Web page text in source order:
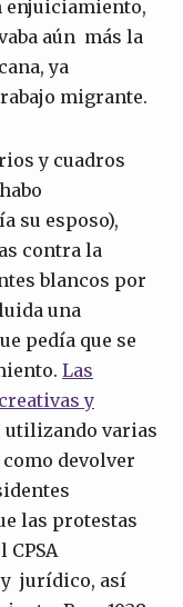
enjuiciamiento,
aún más la
ya
migrante.
y cuadros
su esposo),
contra la
blancos por
una
pedía que se
Las
y
utilizando varias
devolver
las protestas
CPSA
jurídico, así